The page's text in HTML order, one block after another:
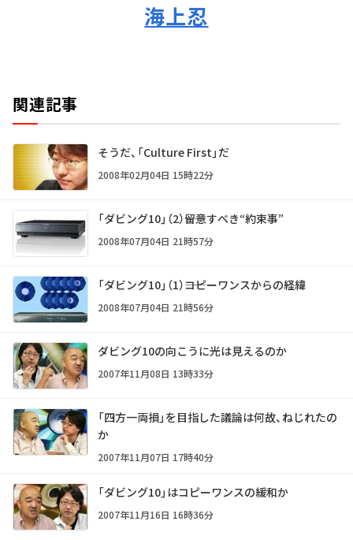
海上忍
関連記事
そうだ、「Culture First」だ
2008年02月04日 15時22分
「ダビング10」（2）――留意すべき“約束事”
2008年07月04日 21時57分
「ダビング10」（1）――コピーワンスからの経緯
2008年07月04日 21時56分
ダビング10の向こうに光は見えるのか
2007年11月08日 13時33分
「四方一両損」を目指した議論は何故、ねじれたの
か
2007年11月07日 17時40分
「ダビング10」はコピーワンスの緩和か
2007年11月16日 16時36分